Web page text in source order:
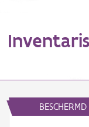
Inventaris